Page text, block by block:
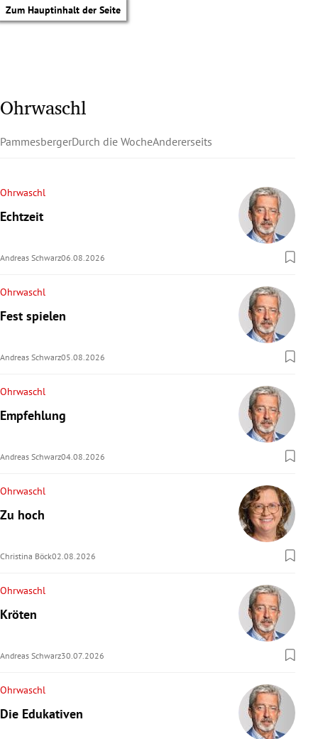
Zum Hauptinhalt der Seite
Untermenü
Ohrwaschl
PammesbergerDurch die WocheAndererseits
Ohrwaschl
Echtzeit
Andreas Schwarz06.08.2026
Ohrwaschl
Fest spielen
Andreas Schwarz05.08.2026
Ohrwaschl
Empfehlung
Andreas Schwarz04.08.2026
Ohrwaschl
Zu hoch
Christina Böck02.08.2026
Ohrwaschl
Kröten
Andreas Schwarz30.07.2026
Ohrwaschl
Die Edukativen